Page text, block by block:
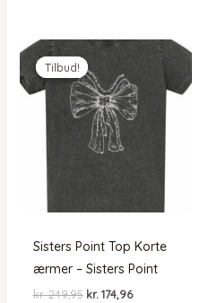
Tilbud!
Tilbud!
Sisters Point Top Korte
ærmer – Sisters Point
kr.249,95 Den
kr. 174,96Den